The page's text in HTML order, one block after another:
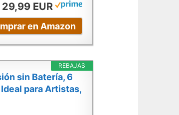
29,99 EUR
en Amazon
REBAJAS
sin Batería, 6
para Artistas,